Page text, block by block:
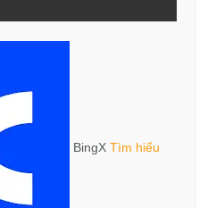
BingX Tìm hiểu